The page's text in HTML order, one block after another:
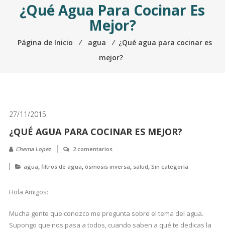
¿Qué Agua Para Cocinar Es
Mejor?
Página de Inicio ⁄ agua ⁄ ¿Qué agua para cocinar es
mejor?
27/11/2015
¿QUÉ AGUA PARA COCINAR ES MEJOR?
Chema Lopez 2 comentarios
agua, filtros de agua, ósmosis inversa, salud, Sin categoría
Hola Amigos:
Mucha gente que conozco me pregunta sobre el tema del agua.
Supongo que nos pasa a todos, cuando saben a qué te dedicas la